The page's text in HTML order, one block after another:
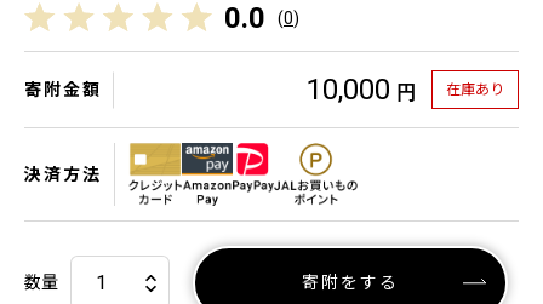
0.0 (0)
寄附金額 10,000 円 在庫あり
決済方法
数量 寄附をする